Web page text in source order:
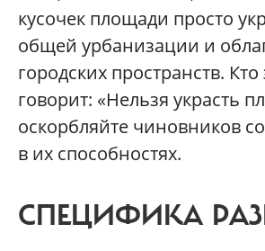
кусочек площади просто
общей урбанизации и
городских пространств. Кто
говорит: «Нельзя украсть
оскорбляйте чиновников
в их способностях.
СПЕЦИФИКА